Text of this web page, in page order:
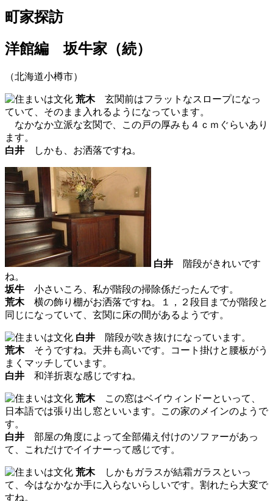
町家探訪
洋館編 坂牛家（続）
（北海道小樽市）
荒木玄関前はフラットなスロープになっ
ていて、そのまま入れるようになっています。
なかなか立派な玄関で、この戸の厚みも４ｃｍぐらいあり
ます。
白井 しかも、お洒落ですね。
白井 階段がきれいです
ね。
坂牛 小さいころ、私が階段の掃除係だったんです。
荒木横の飾り棚がお洒落ですね。１，２段目までが階段と
同じになっていて、玄関に床の間があるようです。
白井 階段が吹き抜けになっています。
荒木そうですね。天井も高いです。コート掛けと腰板がう
まくマッチしています。
白井 和洋折衷な感じですね。
荒木この窓はベイウィンドーといって、
日本語では張り出し窓といいます。この家のメインのようで
す。
白井 部屋の角度によって全部備え付けのソファーがあっ
て、これだけでイイナーって感じです。
荒木しかもガラスが結霜ガラスといっ
て、今はなかなか手に入らないらしいです。割れたら大変で
すね。